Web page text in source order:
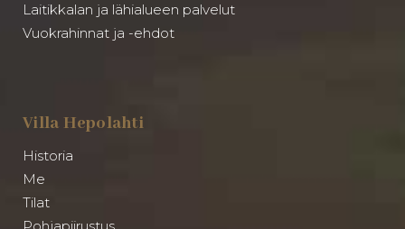
Laitikkalan ja lähialueen palvelut
Vuokrahinnat ja -ehdot
Villa Hepolahti
Historia
Me
Tilat